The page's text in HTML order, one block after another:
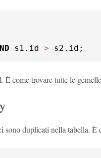
s1.id > s2.id;
come trovare tutte le
sono duplicati nella tabella. È